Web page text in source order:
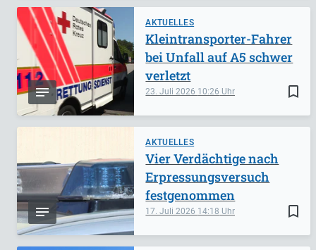
AKTUELLES
bookmark_border
23. Juli 2026 10:26
Kleintransporter-Fahrer
bei Unfall auf A5 schwer
verletzt
AKTUELLES
bookmark_border
17. Juli 2026 14:18
Vier Verdächtige nach
Erpressungsversuch
festgenommen